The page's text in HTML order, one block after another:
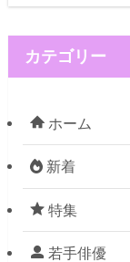
カテゴリー
ホーム
新着
特集
若手俳優